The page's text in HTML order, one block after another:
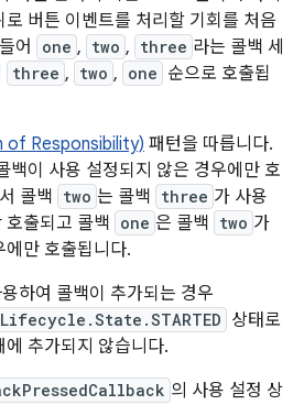
버튼 이벤트를 처리할 기회를 처음
어
one , two , three 라는 콜백 세
three , two , one 순으로 호출됩
of Responsibility) 패턴을 따릅니다.
백이 사용 설정되지 않은 경우에만 호
콜백
two 는 콜백 three 가 사용
출되고 콜백
one 은 콜백 two 가
에만 호출됩니다.
하여 콜백이 추가되는 경우
Lifecycle.State.STARTED 상태로
추가되지 않습니다.
의 사용 설정 상